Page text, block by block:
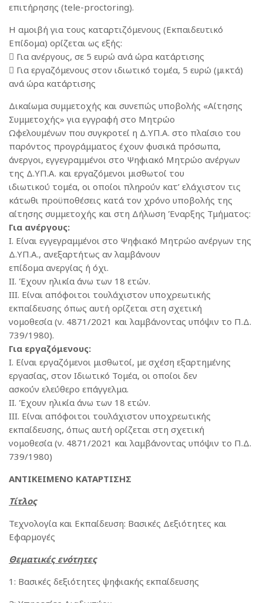
επιτήρησης (tele-proctoring).
Η αμοιβή για τους καταρτιζόμενους (Εκπαιδευτικό
Επίδομα) ορίζεται ως εξής:
 Για ανέργους, σε 5 ευρώ ανά ώρα κατάρτισης
 Για εργαζόμενους στον ιδιωτικό τομέα, 5 ευρώ (μικτά)
ανά ώρα κατάρτισης
Δικαίωμα συμμετοχής και συνεπώς υποβολής «Αίτησης
Συμμετοχής» για εγγραφή στο Μητρώο
Ωφελουμένων που συγκροτεί η Δ.ΥΠ.Α. στο πλαίσιο του
παρόντος προγράμματος έχουν φυσικά πρόσωπα,
άνεργοι, εγγεγραμμένοι στο Ψηφιακό Μητρώο ανέργων
της Δ.ΥΠ.Α. και εργαζόμενοι μισθωτοί του
ιδιωτικού τομέα, οι οποίοι πληρούν κατ’ ελάχιστον τις
κάτωθι προϋποθέσεις κατά τον χρόνο υποβολής της
αίτησης συμμετοχής και στη Δήλωση Έναρξης Τμήματος:
Για ανέργους:
I. Είναι εγγεγραμμένοι στο Ψηφιακό Μητρώο ανέργων της
Δ.ΥΠ.Α., ανεξαρτήτως αν λαμβάνουν
επίδομα ανεργίας ή όχι.
II. Έχουν ηλικία άνω των 18 ετών.
III. Είναι απόφοιτοι τουλάχιστον υποχρεωτικής
εκπαίδευσης όπως αυτή ορίζεται στη σχετική
νομοθεσία (ν. 4871/2021 και λαμβάνοντας υπόψιν το Π.Δ.
739/1980).
Για εργαζόμενους:
I. Είναι εργαζόμενοι μισθωτοί, με σχέση εξαρτημένης
εργασίας, στον Ιδιωτικό Τομέα, οι οποίοι δεν
ασκούν ελεύθερο επάγγελμα.
II. Έχουν ηλικία άνω των 18 ετών.
III. Είναι απόφοιτοι τουλάχιστον υποχρεωτικής
εκπαίδευσης, όπως αυτή ορίζεται στη σχετική
νομοθεσία (ν. 4871/2021 και λαμβάνοντας υπόψιν το Π.Δ.
739/1980)
ΑΝΤΙΚΕΙΜΕΝΟ ΚΑΤΑΡΤΙΣΗΣ
Τίτλος
Τεχνολογία και Εκπαίδευση: Βασικές Δεξιότητες και
Εφαρμογές
Θεματικές ενότητες
1: Βασικές δεξιότητες ψηφιακής εκπαίδευσης